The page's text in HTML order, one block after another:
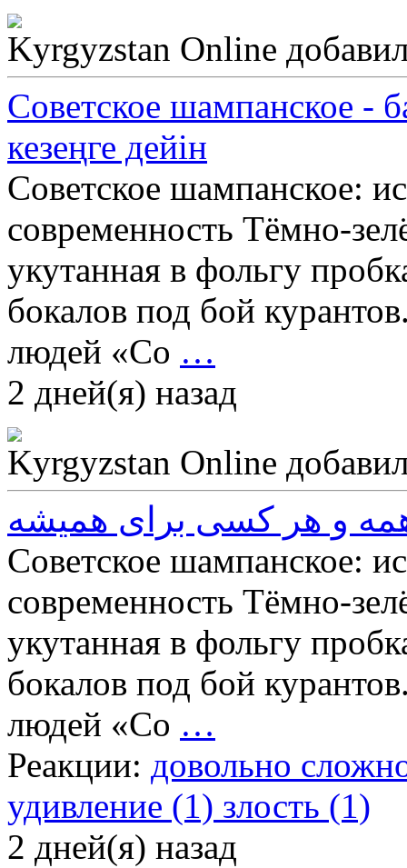
Kyrgyzstan Online
Советское шампанское -
кезеңге дейін
Советское шампанское:
современность Тёмно-
укутанная в фольгу
бокалов под бой
людей «Со …
2 дней(я) назад
Kyrgyzstan Online
و هر کسی برای همیشه
Советское шампанское:
современность Тёмно-
укутанная в фольгу
бокалов под бой
людей «Со …
Реакции: довольно
удивление (1) злость (1)
2 дней(я) назад